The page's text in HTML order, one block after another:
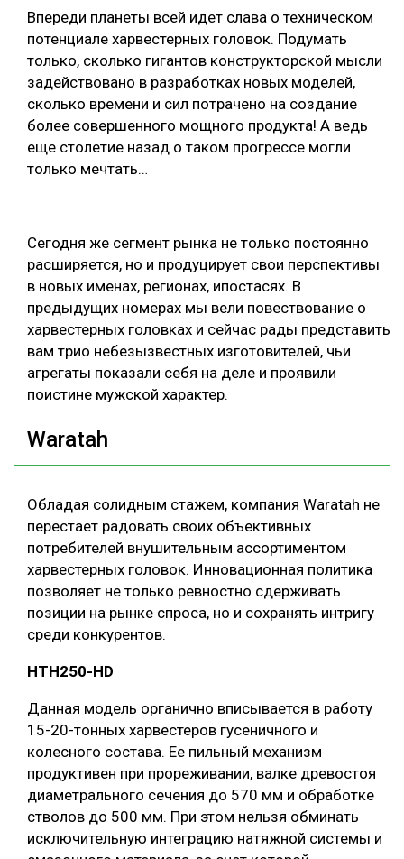
СУШКА ДРЕВЕСИНЫ
МЕБЕЛЬНОЕ ПРОИЗВОДСТВО
Впереди планеты всей идет слава о техническом
потенциале харвестерных головок. Подумать
только, сколько гигантов конструкторской мысли
задействовано в разработках новых моделей,
сколько времени и сил потрачено на создание
более совершенного мощного продукта! А ведь
еще столетие назад о таком прогрессе могли
только мечтать…
Сегодня же сегмент рынка не только постоянно
расширяется, но и продуцирует свои перспективы
в новых именах, регионах, ипостасях. В
предыдущих номерах мы вели повествование о
харвестерных головках и сейчас рады представить
вам трио небезызвестных изготовителей, чьи
агрегаты показали себя на деле и проявили
поистине мужской характер.
Waratah
Обладая солидным стажем, компания Waratah не
перестает радовать своих объективных
потребителей внушительным ассортиментом
харвестерных головок. Инновационная политика
позволяет не только ревностно сдерживать
позиции на рынке спроса, но и сохранять интригу
среди конкурентов.
НТH250-HD
Данная модель органично вписывается в работу
15-20-тонных харвестеров гусеничного и
колесного состава. Ее пильный механизм
продуктивен при прореживании, валке древостоя
диаметрального сечения до 570 мм и обработке
стволов до 500 мм. При этом нельзя обминать
исключительную интеграцию натяжной системы и